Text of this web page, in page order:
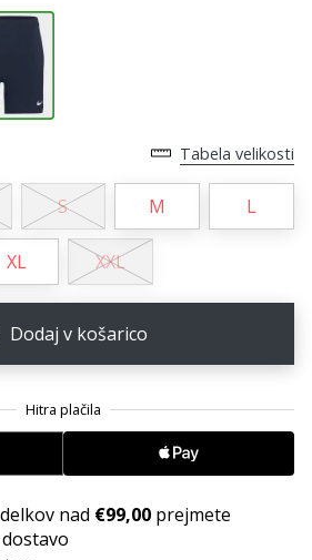
Tabela velikosti
S M L
XL XXL
Dodaj v košarico
nad €99,00 prejmete